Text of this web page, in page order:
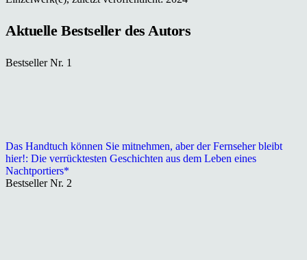
Aktuelle Bestseller des Autors
Bestseller Nr. 1
Das Handtuch können Sie mitnehmen, aber der Fernseher bleibt
hier!: Die verrücktesten Geschichten aus dem Leben eines
Nachtportiers*
Bestseller Nr. 2